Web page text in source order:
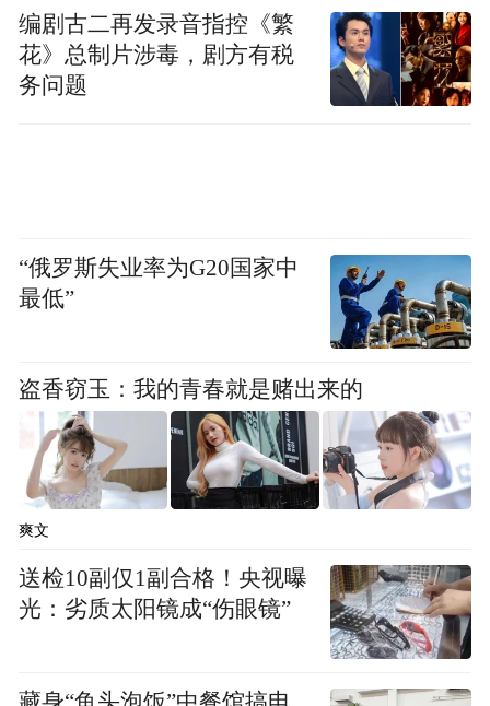
息透露高梵已完成新一轮融资，投资方为雷
军旗下的 顺为资本 。
编剧古二再发录音指控《繁
花》总制片涉毒，剧方有税
务问题
“俄罗斯失业率为G20国家中
最低”
盗香窃玉：我的青春就是赌出来的
爽文
送检10副仅1副合格！央视曝
光：劣质太阳镜成“伤眼镜”